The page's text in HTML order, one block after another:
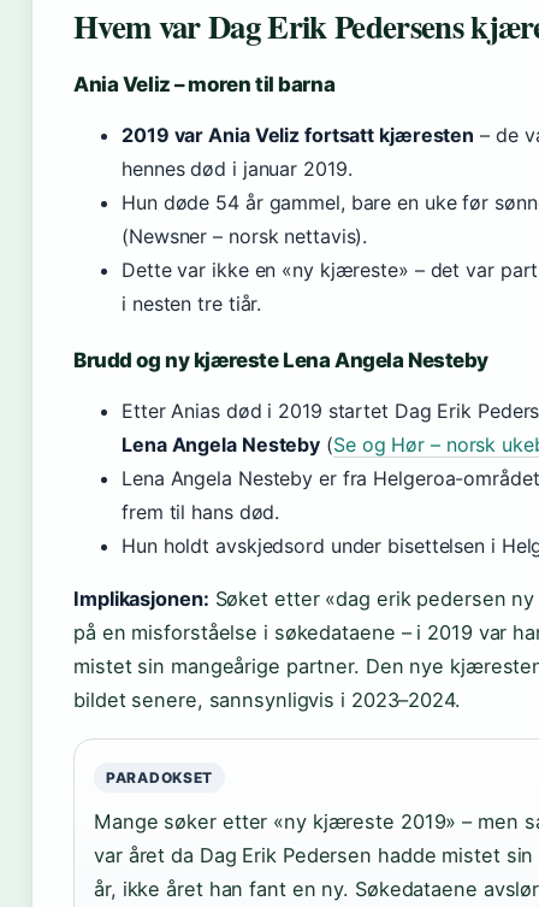
Hvem var Dag Erik Pedersens
Ania Veliz – moren til barna
2019 var Ania Veliz fortsatt kjæresten – de
hennes død i januar 2019.
Hun døde 54 år gammel, bare en uke før
(Newsner – norsk nettavis).
Dette var ikke en «ny kjæreste» – det var
i nesten tre tiår.
Brudd og ny kjæreste Lena Angela Nesteby
Etter Anias død i 2019 startet Dag Erik
Lena Angela Nesteby (Se og Hør – norsk
Lena Angela Nesteby er fra Helgeroa-
frem til hans død.
Hun holdt avskjedsord under bisettelsen i
Implikasjonen: Søket etter «dag erik pedersen
på en misforståelse i søkedataene – i 2019 var
mistet sin mangeårige partner. Den nye
bildet senere, sannsynligvis i 2023–2024.
PARADOKSET
Mange søker etter «ny kjæreste 2019» – men
var året da Dag Erik Pedersen hadde mistet
år, ikke året han fant en ny. Søkedataene